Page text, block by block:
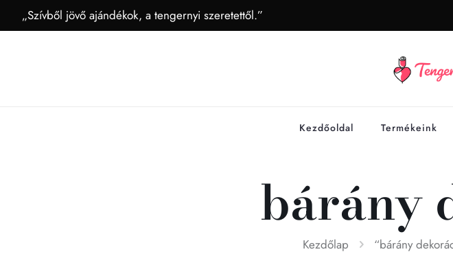
„Szívből jövő ajándékok, a tengernyi szeretettől.”
Kezdőoldal Termékeink
bárány
Kezdőlap “bárány